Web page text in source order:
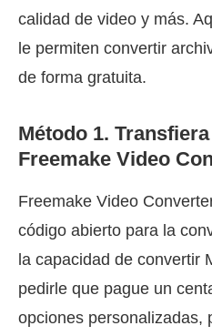
calidad de video y más.
le permiten convertir
de forma gratuita.
Método 1.
Freemake Video
Freemake Video
código abierto para la
la capacidad de convertir
pedirle que pague un
opciones personalizadas,